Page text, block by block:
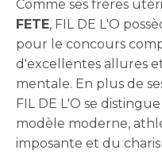
Comme ses frères
FETE, FIL DE L'O
pour le concours
d'excellentes allures
mentale. En plus de
FIL DE L'O se
modèle moderne,
imposante et du